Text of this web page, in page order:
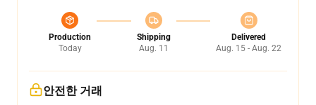
Production
Today
Shipping
Aug. 11
Delivered
Aug. 15 - Aug. 22
안전한 거래